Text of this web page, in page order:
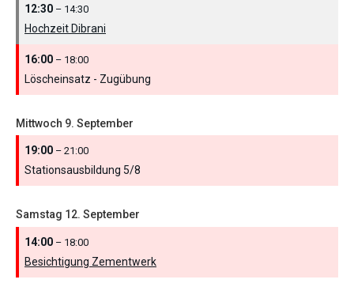
12:30 – 14:30
Hochzeit Dibrani
16:00 – 18:00
Löscheinsatz - Zugübung
Mittwoch 9. September
19:00 – 21:00
Stationsausbildung 5/8
Samstag 12. September
14:00 – 18:00
Besichtigung Zementwerk